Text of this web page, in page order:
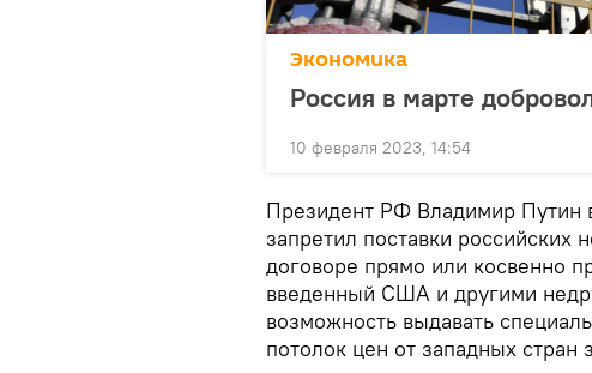
Экономика
Россия в марте
10 февраля 2023, 14:54
Президент РФ Владимир Путин
запретил поставки российских
договоре прямо или косвенно
введенный США и другими
возможность выдавать
потолок цен от западных стран